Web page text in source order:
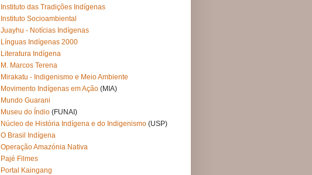
Instituto das Tradições Indígenas
Instituto Socioambiental
Juayhu - Notícias Indígenas
Línguas Indígenas 2000
Literatura Indígena
M. Marcos Terena
Mirakatu - Indigenismo e Meio Ambiente
Movimento Indígenas em Ação (MIA)
Mundo Guarani
Museu do Índio (FUNAI)
Núcleo de História Indígena e do Indigenismo (USP)
O Brasil Indígena
Operação Amazónia Nativa
Pajé Filmes
Portal Kaingang